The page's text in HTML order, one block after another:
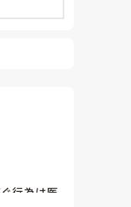
行為は医